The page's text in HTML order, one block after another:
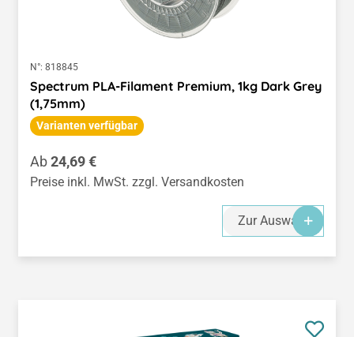
N°: 818845
Spectrum PLA-Filament Premium, 1kg Dark Grey
(1,75mm)
Varianten verfügbar
Regulärer Preis:
Ab24,69 €
Preise inkl. MwSt. zzgl. Versandkosten
Zur Auswahl